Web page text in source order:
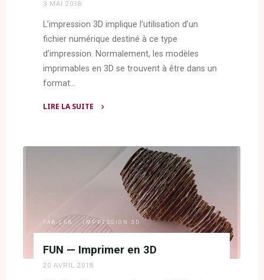
3 MAI 2018
L’impression 3D implique l’utilisation d’un
fichier numérique destiné à ce type
d’impression. Normalement, les modèles
imprimables en 3D se trouvent à être dans un
format…
LIRE LA SUITE
:
fichiers
numériques"
FAB LAB / IMPRESSION 3D
FUN — Imprimer en 3D
20 AVRIL 2018